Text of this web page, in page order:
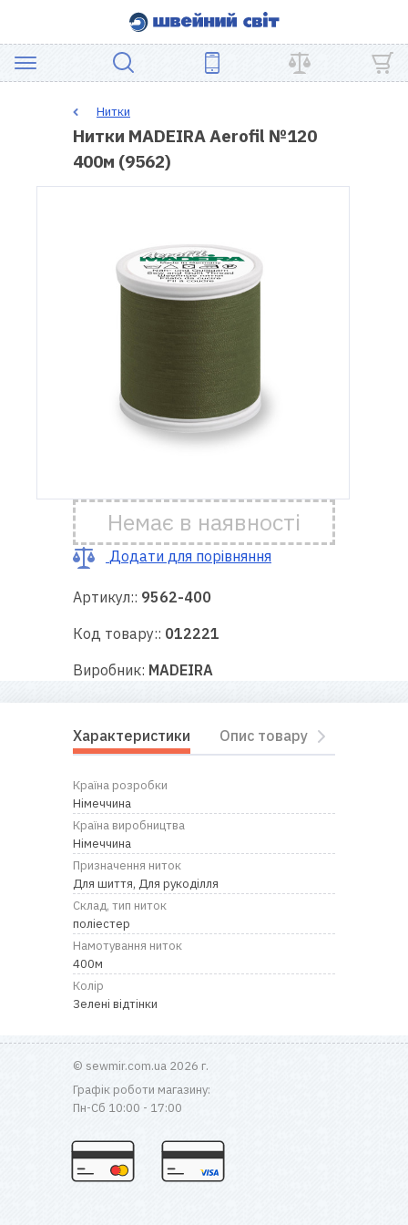
ШВЕЙНЕ
ОБЛАДНАННЯ
Гарантія
Ремонт
швейної
Корисні
поради
Контакти
нас
Нитки
Нитки MADEIRA Aerofil №120
400м (9562)
Немає в наявності
Додати для порівняння
Артикул:: 9562-400
Код товару:: 012221
Виробник: MADEIRA
Характеристики Опис товару
Країна розробки
Німеччина
Країна виробництва
Німеччина
Призначення ниток
Для шиття, Для рукоділля
Склад, тип ниток
поліестер
Намотування ниток
400м
Колір
Зелені відтінки
© sewmir.com.ua 2026 г.
Графік роботи магазину:
Пн-Сб 10:00 - 17:00